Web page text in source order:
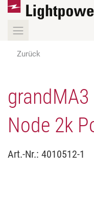
Zurück
Node 2k
Art.-Nr.: 4010512-1